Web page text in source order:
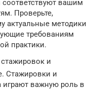
соответствуют вашим
Проверьте,
актуальные методики
требованиям
практики.
и
Стажировки и
играют важную роль в